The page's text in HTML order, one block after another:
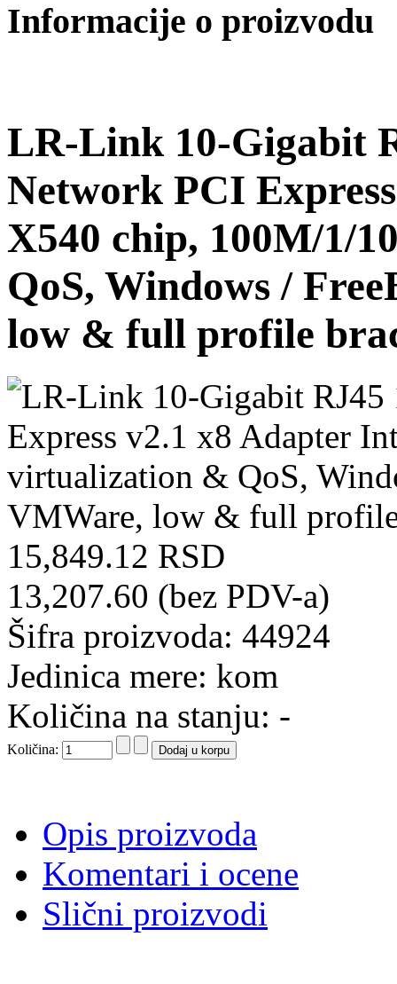
Informacije o proizvodu
LR-Link 10-Gigabit
Network PCI
X540 chip, 100M/1/
QoS, Windows /
low & full profile
15,849.12 RSD
13,207.60 (bez PDV-a)
Šifra proizvoda: 44924
Jedinica mere: kom
Količina na stanju: -
Količina:
Opis proizvoda
Komentari i ocene
Slični proizvodi